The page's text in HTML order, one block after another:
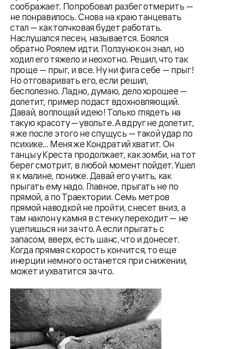
соображает. Попробовал разбег отмерить —
не понравилось. Снова на краю танцевать
стал — как толчковая будет работать.
Наслушался песен, называется. Боялся
обратно Роялем идти. Ползунок он знал, но
ходил его тяжело и неохотно. Решил, что так
проще — прыг, и все. Ну ни фига себе — прыг!
Но отговаривать его, если решил,
бесполезно. Ладно, думаю, дело хорошее —
долетит, пример подаст вдохновляющий.
Давай, воплощай идею! Только глядеть на
такую красоту — увольте. А вдруг не долетит,
я же после этого не спущусь — такой удар по
психике... Меня же Кондратий хватит. Он
танцы у Креста продолжает, как зомби, на тот
берег смотрит, в любой момент пойдет. Ушел
я к малине, пониже. Давай его учить, как
прыгать ему надо. Главное, прыгать не по
прямой, а по Траектории. Семь метров
прямой наводкой не пройти, снесет вниз, а
там наклон у камня в стенку переходит — не
уцепишься ни за что. А если прыгать с
запасом, вверх, есть шанс, что и донесет.
Когда прямая скорость кончится, то еще
инерции немного останется при снижении,
может и ухватится за что.